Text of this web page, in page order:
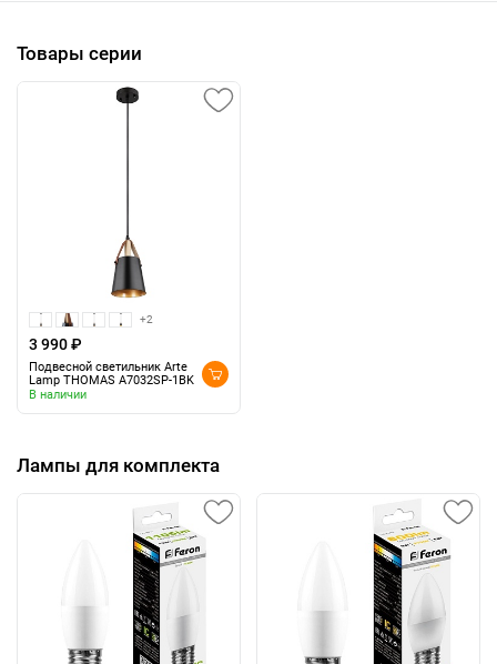
Товары серии
+2
3 990 ₽
Подвесной светильник Arte
Lamp THOMAS A7032SP-1BK
В наличии
Лампы для комплекта